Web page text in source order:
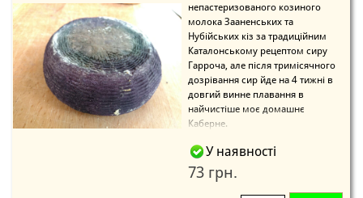
непастеризованого козиного
молока Зааненських та
Нубійських кіз за традиційним
Каталонському рецептом сиру
Гарроча, але після тримісячного
дозрівання сир йде на 4 тижні в
довгий винне плавання в
найчистіше моє домашнє
Каберне.
У наявності
73 грн.